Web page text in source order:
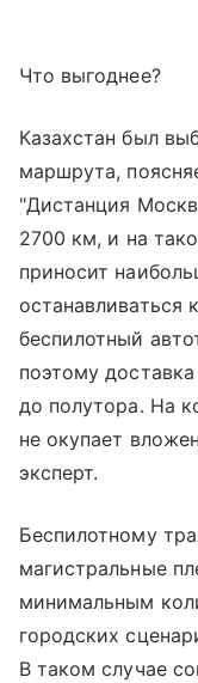
Что выгоднее?
Казахстан был
маршрута,
"Дистанция
2700 км, и на
приносит
останавливаться
беспилотный
поэтому
до полутора. На
не окупает
эксперт.
Беспилотному
магистральные
минимальным
городских
В таком случае